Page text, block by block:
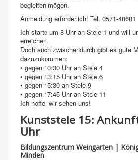
begleiten mögen.
Anmeldung erforderlich! Tel. 0571-48681
Ich starte um 8 Uhr an Stele 1 und will
erreichen.
Doch auch zwischendurch gibt es gute
dazuzukommen:
• gegen 10:30 Uhr an Stele 4
• gegen 13:15 Uhr an Stele 6
• gegen 15:30 an Stele 9
• gegen 17:45 Uhr an Stele 11
Ich hoffe, wir sehen uns!
Kunststele 15:
Uhr
Bildungszentrum Weingarten |
Minden